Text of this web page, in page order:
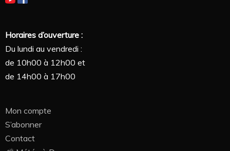
Horaires d’ouverture :
Du lundi au vendredi :
de 10h00 à 12h00 et
de 14h00 à 17h00
Mon compte
S’abonner
Contact